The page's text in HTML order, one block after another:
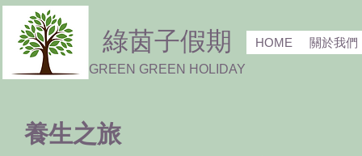
綠茵子假期
GREEN GREEN HOLIDAY
HOME 關於我們
養生之旅